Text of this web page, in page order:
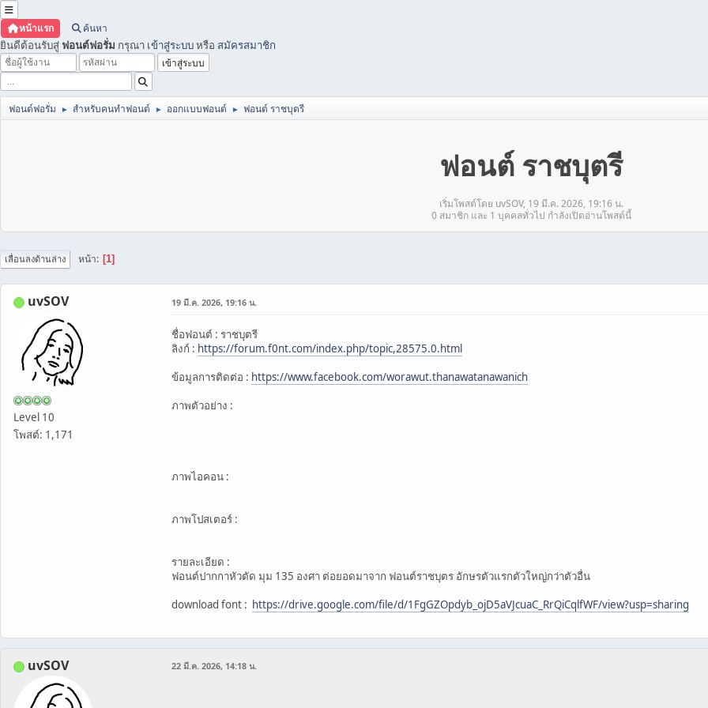
หน้าแรก ค้นหา
ยินดีต้อนรับสู่ ฟอนต์ฟอรั่ม กรุณา เข้าสู่ระบบหรือ สมัครสมาชิก
ฟอนต์ฟอรั่ม ► สำหรับคนทำฟอนต์ ► ออกแบบฟอนต์ ► ฟอนต์ ราชบุตรี
ฟอนต์ ราชบุตรี
เริ่มโพสต์โดย uvSOV, 19 มี.ค. 2026, 19:16 น.
0 สมาชิก และ 1 บุคคลทั่วไป กำลังเปิดอ่านโพสต์นี้
เลื่อนลงด้านล่าง หน้า 1
uvSOV
Level 10
โพสต์: 1,171
19 มี.ค. 2026, 19:16 น.
ชื่อฟอนต์ : ราชบุตรี
ลิงก์ : https://forum.f0nt.com/index.php/topic,28575.0.html
ข้อมูลการติดต่อ : https://www.facebook.com/worawut.thanawatanawanich
ภาพตัวอย่าง :
ภาพไอคอน :
ภาพโปสเตอร์ :
รายละเอียด :
ฟอนต์ปากกาหัวตัด มุม 135 องศา ต่อยอดมาจาก ฟอนต์ราชบุตร อักษรตัวแรกตัวใหญ่กว่าตัวอื่น
download font : https://drive.google.com/file/d/1FgGZOpdyb_ojD5aVJcuaC_RrQiCqlfWF/view?usp=sharing
uvSOV 22 มี.ค. 2026, 14:18 น.